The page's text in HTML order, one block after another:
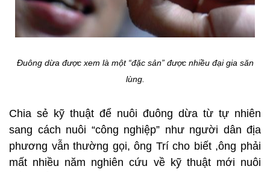
Đuông dừa được xem là một “đặc sản” được nhiều đại gia săn
lùng.
Chia sẻ kỹ thuật để nuôi đuông dừa từ tự nhiên
sang cách nuôi “công nghiệp” như người dân địa
phương vẫn thường gọi, ông Trí cho biết ,ông phải
mất nhiều năm nghiên cứu về kỹ thuật mới nuôi